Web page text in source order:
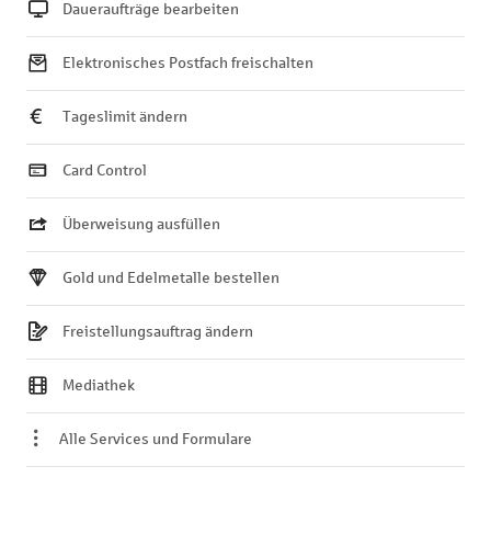
Daueraufträge bearbeiten
Elektronisches Postfach freischalten
Tageslimit ändern
Card Control
Überweisung ausfüllen
Gold und Edelmetalle bestellen
Freistellungsauftrag ändern
Mediathek
Alle Services und Formulare